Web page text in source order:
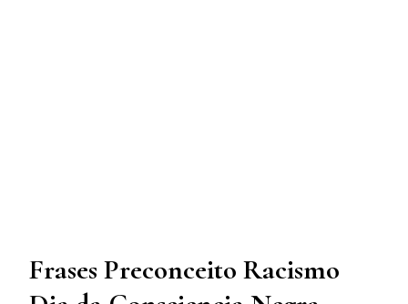
Frases Preconceito Racismo